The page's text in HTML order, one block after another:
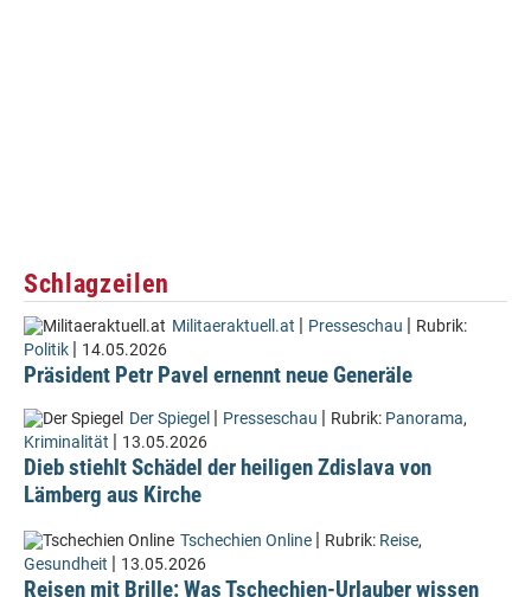
Schlagzeilen
Militaeraktuell.at | Presseschau | Rubrik:
Politik | 14.05.2026
Präsident Petr Pavel ernennt neue Generäle
Der Spiegel | Presseschau | Rubrik: Panorama,
Kriminalität | 13.05.2026
Dieb stiehlt Schädel der heiligen Zdislava von
Lämberg aus Kirche
Tschechien Online | Rubrik: Reise,
Gesundheit | 13.05.2026
Reisen mit Brille: Was Tschechien-Urlauber wissen